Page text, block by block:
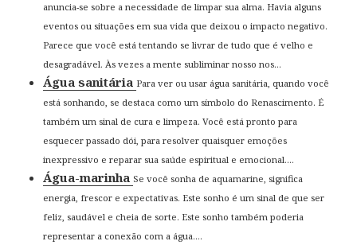
anuncia-se sobre a necessidade de limpar sua alma. Havia alguns
eventos ou situações em sua vida que deixou o impacto negativo.
Parece que você está tentando se livrar de tudo que é velho e
desagradável. Às vezes a mente subliminar nosso nos...
Água sanitária Para ver ou usar água sanitária, quando você
está sonhando, se destaca como um símbolo do Renascimento. É
também um sinal de cura e limpeza. Você está pronto para
esquecer passado dói, para resolver quaisquer emoções
inexpressivo e reparar sua saúde espiritual e emocional....
Água-marinhaSe você sonha de aquamarine, significa
energia, frescor e expectativas. Este sonho é um sinal de que ser
feliz, saudável e cheia de sorte. Este sonho também poderia
representar a conexão com a água....